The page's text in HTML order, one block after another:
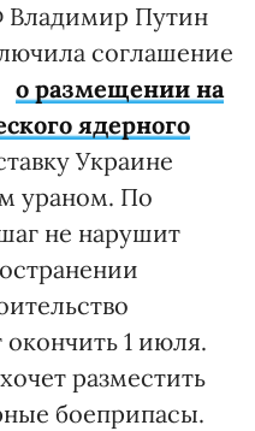
Владимир Путин
соглашение
о размещении на
ядерного
Украине
ураном. По
не нарушит
1 июля.
разместить
боеприпасы.